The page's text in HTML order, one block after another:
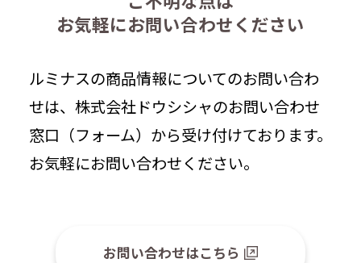
お気軽にお問い合わせください
ルミナスの商品情報についてのお問い合わ
せは、株式会社ドウシシャのお問い合わせ
窓口（フォーム）から受け付けております。
お気軽にお問い合わせください。
お問い合わせはこちら